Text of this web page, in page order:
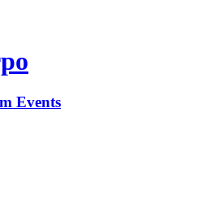
Events